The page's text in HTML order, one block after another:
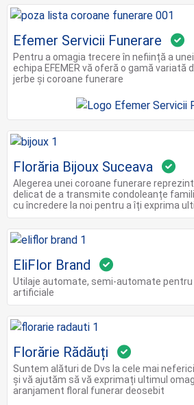
Efemer Servicii Funerare
Pentru a omagia trecere în neființă a
echipa EFEMER vă oferă o gamă variată
jerbe și coroane funerare
Florăria Bijoux Suceava
Alegerea unei coroane funerare
delicat de a transmite condoleanțe
cu încredere la noi pentru a îți exprima
EliFlor Brand
Utilaje automate, semi-automate
artificiale
Florărie Rădăuți
Suntem alături de Dvs la cele mai
și vă ajutăm să vă exprimați ultimul
aranjament floral funerar deosebit